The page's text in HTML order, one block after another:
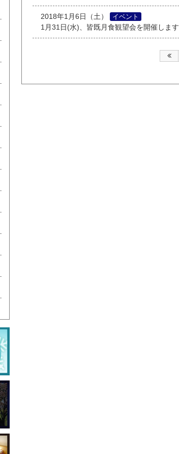
2018年1月6日（土）
イベント
1月31日(水)、皆既月食観望会を開催します